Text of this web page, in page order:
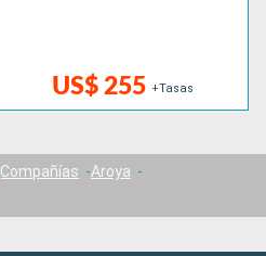
US$ 255 +Tasas
Compañías
Aroya